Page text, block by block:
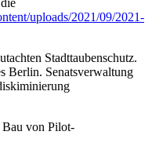
uploads/2021/09/2021-
Stadttaubenschutz.
Berlin. Senatsverwaltung
Bau von Pilot-